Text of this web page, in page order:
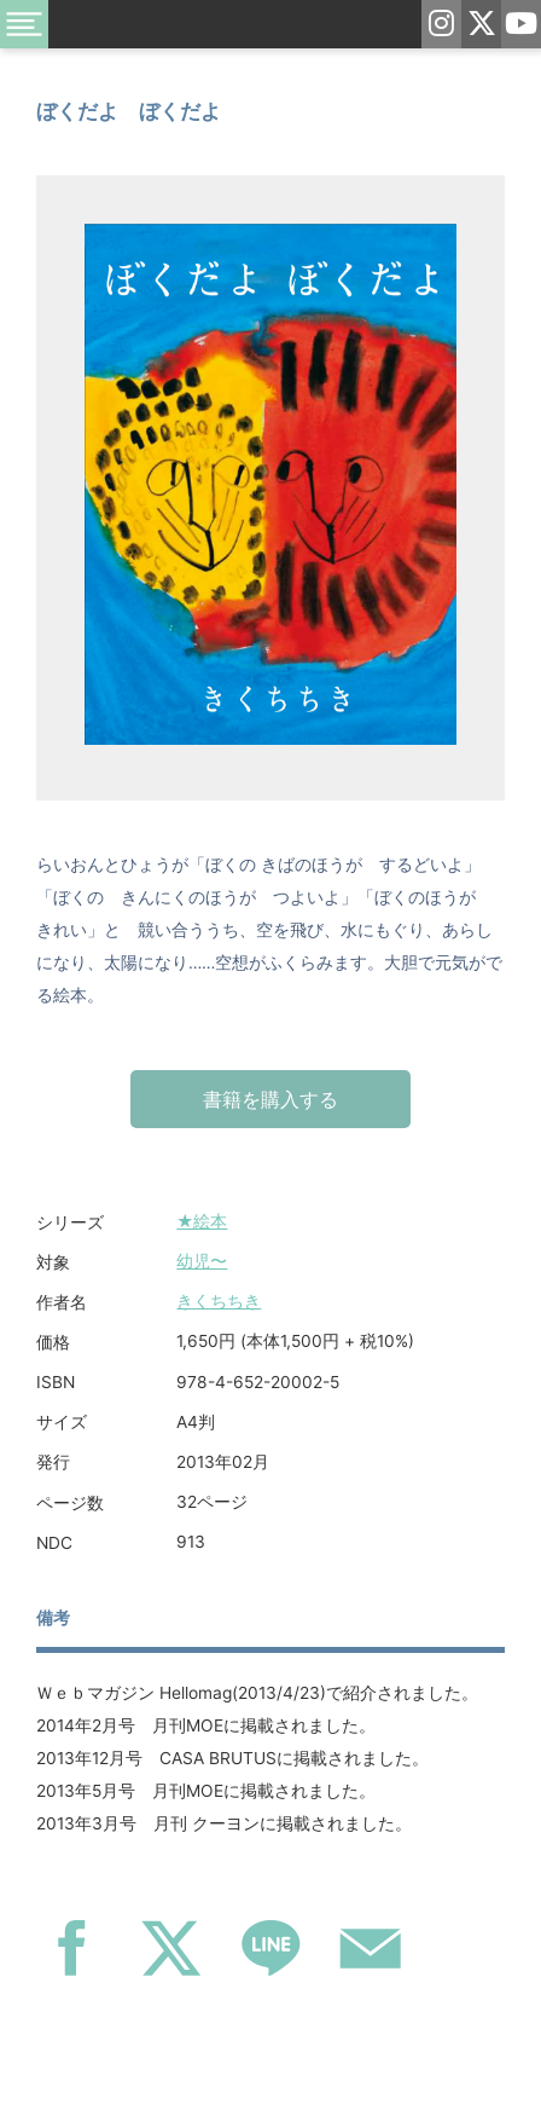
ぼくだよ ぼくだよ
らいおんとひょうが「ぼくの きばのほうが するどいよ」
「ぼくの きんにくのほうが つよいよ」「ぼくのほうが
きれい」と 競い合ううち、空を飛び、水にもぐり、あらし
になり、太陽になり……空想がふくらみます。大胆で元気がで
る絵本。
書籍を購入する
シリーズ ★絵本
対象 幼児〜
作者名 きくちちき
価格 1,650円 (本体1,500円 + 税10%)
ISBN 978-4-652-20002-5
サイズ A4判
発行 2013年02月
ページ数 32ページ
NDC 913
備考
Ｗｅｂマガジン Hellomag(2013/4/23)で紹介されました。
2014年2月号 月刊MOEに掲載されました。
2013年12月号 CASA BRUTUSに掲載されました。
2013年5月号 月刊MOEに掲載されました。
2013年3月号 月刊 クーヨンに掲載されました。